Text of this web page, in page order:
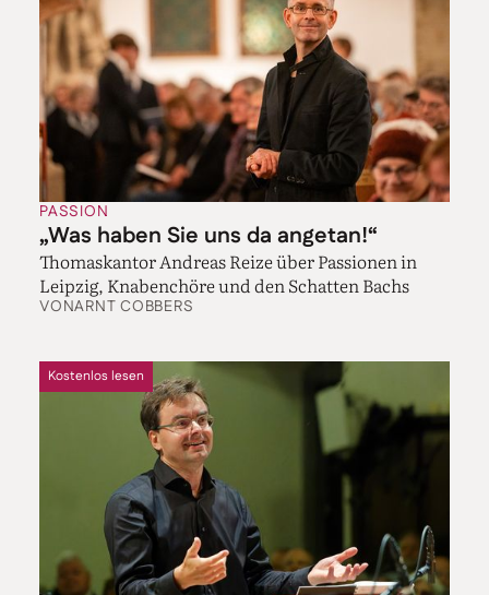
PASSION
„Was haben Sie uns da angetan!“
Thomaskantor Andreas Reize über Passionen in
Leipzig, Knabenchöre und den Schatten Bachs
VONARNT COBBERS
Kostenlos lesen